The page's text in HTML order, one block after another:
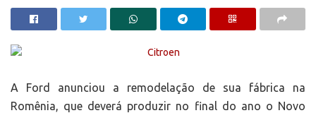
A Ford anunciou a remodelação de sua fábrica na
Romênia, que deverá produzir no final do ano o Novo